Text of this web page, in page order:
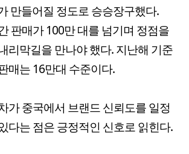
만들어질 정도로 승승장구했다.
판매가 100만 대를 넘기며 정점을
리막길을 만나야 했다. 지난해 기준
매는 16만대 수준이다.
가 중국에서 브랜드 신뢰도를 일정
다는 점은 긍정적인 신호로 읽힌다.